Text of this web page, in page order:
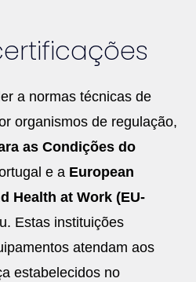
a normas técnicas de
organismos de regulação,
as Condições do
e a European
Health at Work (EU-
Estas instituições
atendam aos
estabelecidos no